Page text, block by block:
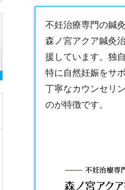
不妊治療専門の鍼
森ノ宮アクア鍼灸
援しています。独
特に自然妊娠をサ
丁寧なカウンセリ
のが特徴です。